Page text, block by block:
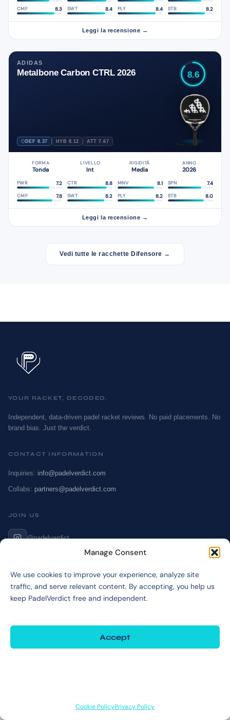
Manage Consent
We use cookies to improve your experience, analyze site
traffic, and serve relevant content. By accepting, you help us
keep PadelVerdict free and independent.
Accept
Cookie PolicyPrivacy Policy
CMF 8.3 SWT 8.4 PLY 8.4 STB 8.2
Leggi la recensione →
ADIDAS
Metalbone Carbon CTRL 2026
DEF 8.37 HYB 8.12 ATT 7.67
8.6
FORMA
Tonda
LIVELLO
Int
RIGIDITÀ
Media
ANNO
2026
PWR 7.2 CTR 8.8 MNV 8.1 SPN 7.4
CMF 7.8 SWT 8.2 PLY 8.2 STB 8.0
Leggi la recensione →
Vedi tutte le racchette Difensore →
YOUR RACKET, DECODED.
Independent, data-driven padel racket reviews. No paid placements. No
brand bias. Just the verdict.
CONTACT INFORMATION
Inquiries: info@padelverdict.com
Collabs: partners@padelverdict.com
JOIN US
@padelverdict
Cookie Policy
Affiliate Disclosure